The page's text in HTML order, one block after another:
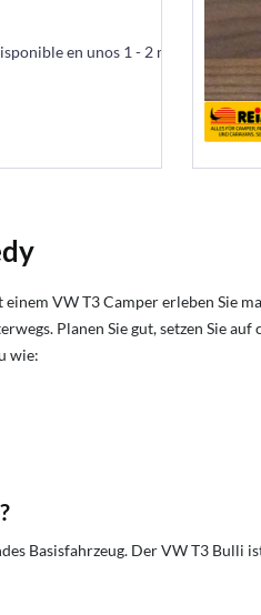
en unos 1 - 2 meses
einem VW T3 Camper erleben Sie
Planen Sie gut, setzen Sie
wie:
Basisfahrzeug. Der VW T3